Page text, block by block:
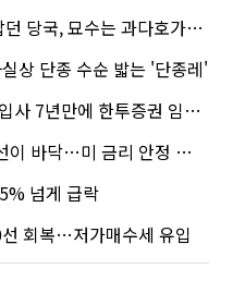
국, 묘수는 과다호가부담금?
상 단종 수순 밟는 '단종레'
년만에 한투증권 임원 승진
미 금리 안정 후 추가 회복"
넘게 급락
회복…저가매수세 유입